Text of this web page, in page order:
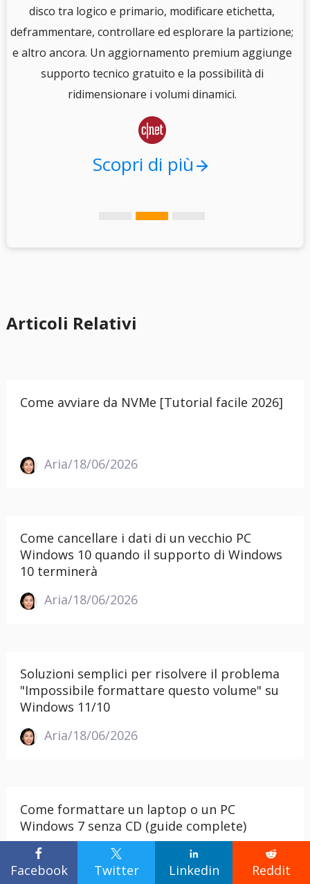

Facebook

Twitter

Linkedin

Reddit
disco tra logico e primario, modificare etichetta,
deframmentare, controllare ed esplorare la partizione;
e altro ancora. Un aggiornamento premium aggiunge
supporto tecnico gratuito e la possibilità di
ridimensionare i volumi dinamici.

Scopri di più
Articoli Relativi
Come avviare da NVMe [Tutorial facile 2026]
Aria/18/06/2026
Come cancellare i dati di un vecchio PC
Windows 10 quando il supporto di Windows
10 terminerà
Aria/18/06/2026
Soluzioni semplici per risolvere il problema
"Impossibile formattare questo volume" su
Windows 11/10
Aria/18/06/2026
Come formattare un laptop o un PC
Windows 7 senza CD (guide complete)
Aria/18/06/2026